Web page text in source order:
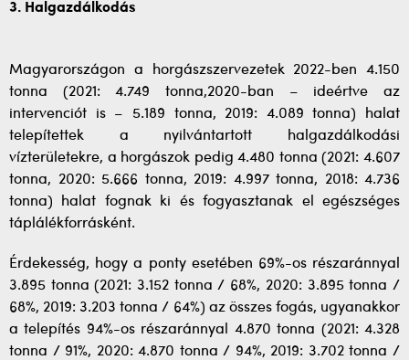
3. Halgazdálkodás
Magyarországon a horgászszervezetek 2022-ben 4.150
tonna (2021: 4.749 tonna,2020-ban – ideértve az
intervenciót is – 5.189 tonna, 2019: 4.089 tonna) halat
telepítettek a nyilvántartott halgazdálkodási
vízterületekre, a horgászok pedig 4.480 tonna (2021: 4.607
tonna, 2020: 5.666 tonna, 2019: 4.997 tonna, 2018: 4.736
tonna) halat fognak ki és fogyasztanak el egészséges
táplálékforrásként.
Érdekesség, hogy a ponty esetében 69%-os részaránnyal
3.895 tonna (2021: 3.152 tonna / 68%, 2020: 3.895 tonna /
68%, 2019: 3.203 tonna / 64%) az összes fogás, ugyanakkor
a telepítés 94%-os részaránnyal 4.870 tonna (2021: 4.328
tonna / 91%, 2020: 4.870 tonna / 94%, 2019: 3.702 tonna /